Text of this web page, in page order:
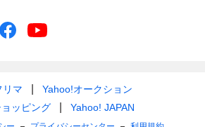
リマ
Yahoo!オークション
ッピング
Yahoo! JAPAN